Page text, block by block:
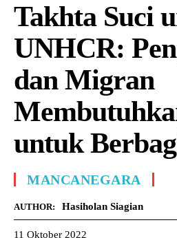
Takhta Suci
UNHCR:
dan Migran
untuk
MANCANEGARA
AUTHOR: Hasiholan Siagian
11 Oktober 2022